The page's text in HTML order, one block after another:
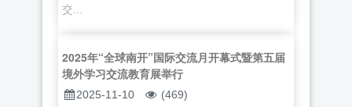
交...
2025年“全球南开”国际交流月开幕式暨第五届
境外学习交流教育展举行
2025-11-10
(469)